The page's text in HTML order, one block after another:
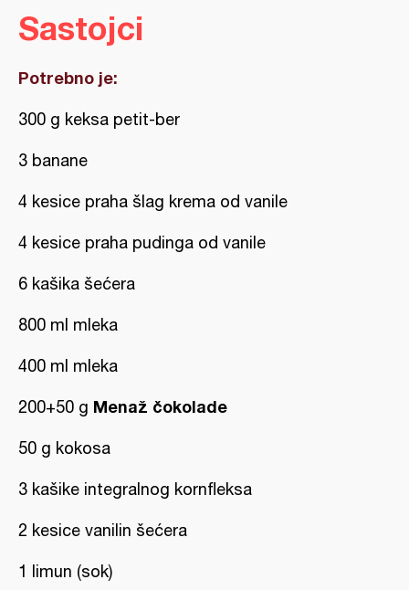
Sastojci
Potrebno je:
300 g keksa petit-ber
3 banane
4 kesice praha šlag krema od vanile
4 kesice praha pudinga od vanile
6 kašika šećera
800 ml mleka
400 ml mleka
200+50 g Menaž čokolade
50 g kokosa
3 kašike integralnog kornfleksa
2 kesice vanilin šećera
1 limun (sok)